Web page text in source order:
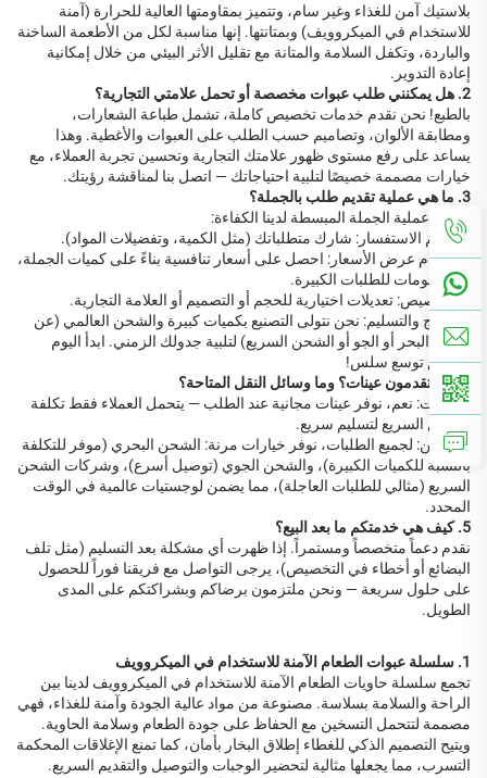
بلاستيك آمن للغذاء وغير سام، وتتميز بمقاومتها العالية للحرارة (آمنة
للاستخدام في الميكروويف) وبمتانتها. إنها مناسبة لكل من الأطعمة الساخنة
والباردة، وتكفل السلامة والمتانة مع تقليل الأثر البيئي من خلال إمكانية
إعادة التدوير.
2. هل يمكنني طلب عبوات مخصصة أو تحمل علامتي التجارية؟
بالطبع! نحن نقدم خدمات تخصيص كاملة، تشمل طباعة الشعارات،
ومطابقة الألوان، وتصاميم حسب الطلب على العبوات والأغطية. وهذا
يساعد على رفع مستوى ظهور علامتك التجارية وتحسين تجربة العملاء، مع
خيارات مصممة خصيصًا لتلبية احتياجاتك — اتصل بنا لمناقشة رؤيتك.
3. ما هي عملية تقديم طلب بالجملة؟
تضمن عملية الجملة المبسطة لدينا الكفاءة:
·- تقديم الاستفسار: شارك متطلباتك (مثل الكمية، وتفضيلات المواد).
·- استلام عرض الأسعار: احصل على أسعار تنافسية بناءً على كميات الجملة،
مع خصومات للطلبات الكبيرة.
·- التخصيص: تعديلات اختيارية للحجم أو التصميم أو العلامة التجارية.
·- الإنتاج والتسليم: نحن نتولى التصنيع بكميات كبيرة والشحن العالمي (عن
طريق البحر أو الجو أو الشحن السريع) لتلبية جدولك الزمني. ابدأ اليوم
لتحقيق توسع سلس!
4. هل تقدمون عينات؟ وما وسائل النقل المتاحة؟
- العينات: نعم، نوفر عينات مجانية عند الطلب — يتحمل العملاء فقط تكلفة
الشحن السريع لتسليم سريع.
- الشحن: لجميع الطلبات، نوفر خيارات مرنة: الشحن البحري (موفر للتكلفة
بالنسبة للكميات الكبيرة)، والشحن الجوي (توصيل أسرع)، وشركات الشحن
السريع (مثالي للطلبات العاجلة)، مما يضمن لوجستيات عالمية في الوقت
المحدد.
5. كيف هي خدمتكم ما بعد البيع؟
نقدم دعماً متخصصاً ومستمراً. إذا ظهرت أي مشكلة بعد التسليم (مثل تلف
البضائع أو أخطاء في التخصيص)، يرجى التواصل مع فريقنا فوراً للحصول
على حلول سريعة — ونحن ملتزمون برضاكم وبشراكتكم على المدى
الطويل.
1. سلسلة عبوات الطعام الآمنة للاستخدام في الميكروويف
تجمع سلسلة حاويات الطعام الآمنة للاستخدام في الميكروويف لدينا بين
الراحة والسلامة بسلاسة. مصنوعة من مواد عالية الجودة وآمنة للغذاء، فهي
مصممة لتتحمل التسخين مع الحفاظ على جودة الطعام وسلامة الحاوية.
ويتيح التصميم الذكي للغطاء إطلاق البخار بأمان، كما تمنع الإغلاقات المحكمة
التسرب، مما يجعلها مثالية لتحضير الوجبات والتوصيل والتقديم السريع.